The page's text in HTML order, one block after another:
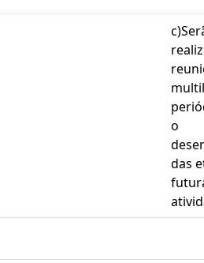
o
das